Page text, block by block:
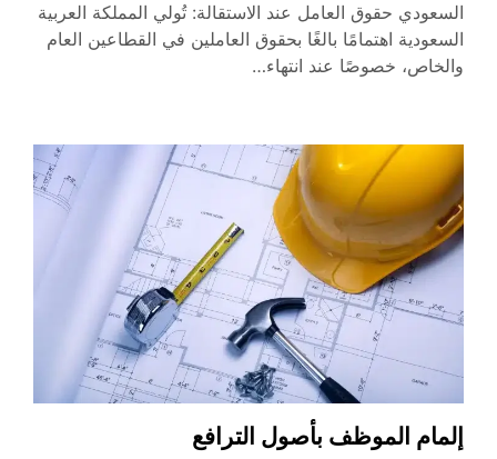
السعودي حقوق العامل عند الاستقالة: تُولي المملكة العربية
السعودية اهتمامًا بالغًا بحقوق العاملين في القطاعين العام
والخاص، خصوصًا عند انتهاء…
إلمام الموظف بأصول الترافع